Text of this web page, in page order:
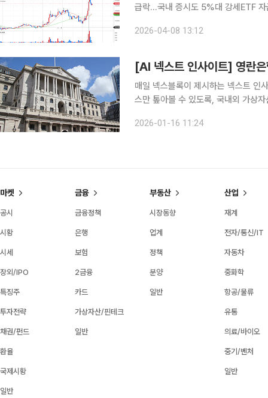
급락…국내 증시도 5%대 강세ETF
오자, 비트코인을 포함한 글로벌 위험
2026-04-08 13:12
매일 넥스블록이 제시하는 넥스트
스만 톺아볼 수 있도록, 국내외 가상
램스던(Dave Ramsden)은 스테이
2026-01-16 11:24
마켓
공시
시황
시세
장외/IPO
특징주
투자전략
채권/펀드
환율
국제시황
일반
금융
금융정책
은행
보험
2금융
카드
가상자산/핀테크
일반
부동산
시장동향
업계
정책
분양
일반
산업
재계
전자/통신/IT
자동차
중화학
항공/물류
유통
의료/바이오
중기/벤처
일반